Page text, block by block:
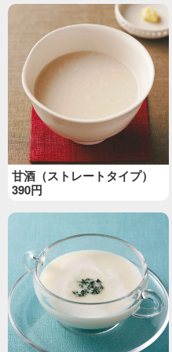
甘酒（ストレートタイプ）
390円